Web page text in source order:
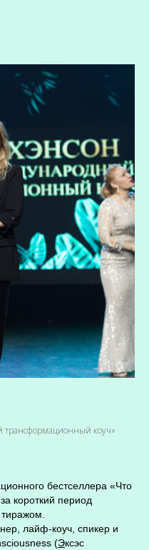
коуч»
бестселлера «Что
короткий период
лайф-коуч, спикер и
(Эксэс